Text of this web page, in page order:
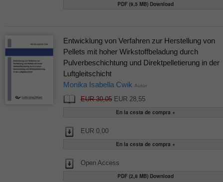
PDF (9,5 MB) Download
Entwicklung von Verfahren zur Herstellung von
Pellets mit hoher Wirkstoffbeladung durch
Pulverbeschichtung und Direktpelletierung in der
Luftgleitschicht
Monika Isabella Cwik Autor
EUR 30,05EUR 28,55
EUR 0,00
Open Access
PDF (2,8 MB) Download